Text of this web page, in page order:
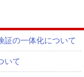
証の一体化について
いて